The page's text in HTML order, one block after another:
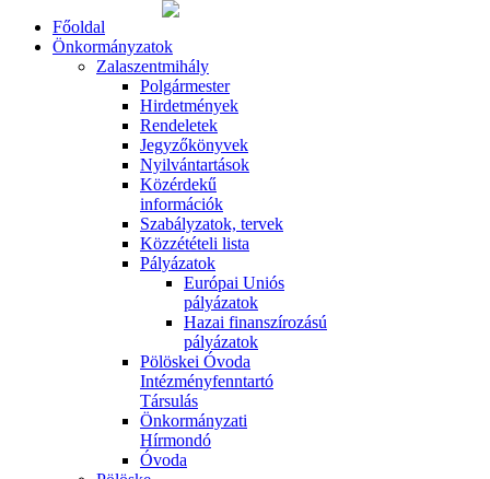
Főoldal
Önkormányzatok
Zalaszentmihály
Polgármester
Hirdetmények
Rendeletek
Jegyzőkönyvek
Nyilvántartások
Közérdekű
információk
Szabályzatok, tervek
Közzétételi lista
Pályázatok
Európai Uniós
pályázatok
Hazai finanszírozású
pályázatok
Pölöskei Óvoda
Intézményfenntartó
Társulás
Önkormányzati
Hírmondó
Óvoda